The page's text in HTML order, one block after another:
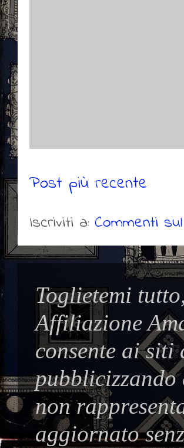
Post più recente
Iscriviti a: Commenti
Toglietemi
Affiliazione
consente ai
pubblicizzando
non
aggiornato